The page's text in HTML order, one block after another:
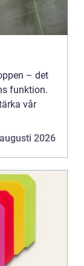
– det
funktion.
vår
2026